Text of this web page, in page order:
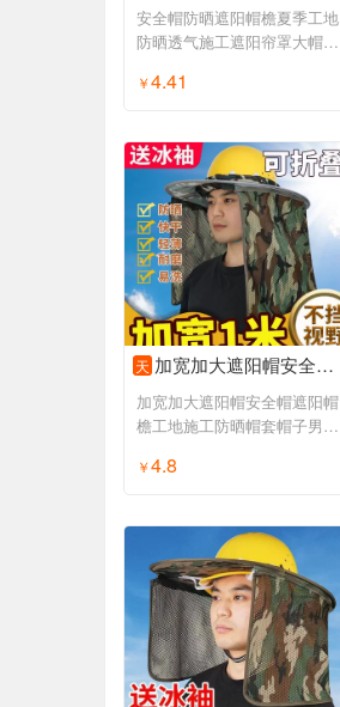
安全帽防晒遮阳帽檐夏季工地
防晒透气施工遮阳帘罩大帽檐
￥4.41
天 加宽加大遮阳帽安全帽遮阳帽檐工地施工防晒帽套帽子男夏季太阳帽
加宽加大遮阳帽安全帽遮阳帽
檐工地施工防晒帽套帽子男夏
￥4.8